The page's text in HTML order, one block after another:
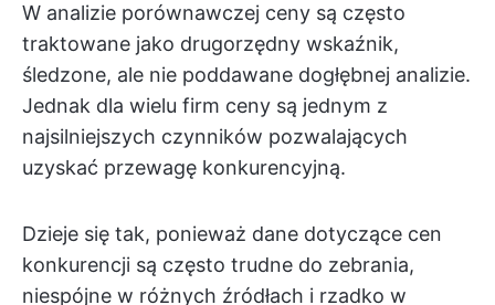
W analizie porównawczej ceny są często
traktowane jako drugorzędny wskaźnik,
śledzone, ale nie poddawane dogłębnej analizie.
Jednak dla wielu firm ceny są jednym z
najsilniejszych czynników pozwalających
uzyskać przewagę konkurencyjną.
Dzieje się tak, ponieważ dane dotyczące cen
konkurencji są często trudne do zebrania,
niespójne w różnych źródłach i rzadko w